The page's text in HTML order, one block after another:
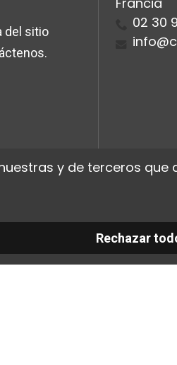
del sitio
02 30
y de terceros que
Rechazar